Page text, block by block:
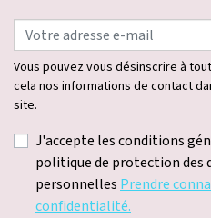
Vous pouvez vous désinscrire à
cela nos informations de contact
site.
J'accepte les conditions
politique de protection des
personnelles Prendre
confidentialité.